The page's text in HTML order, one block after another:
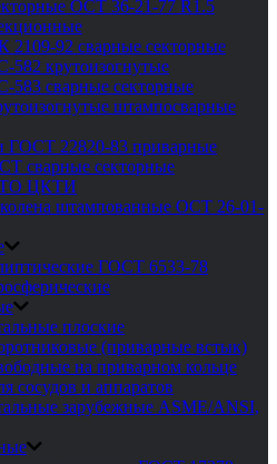
ОСТ 36-21-77 R1.5
2109-92 сварные секторные
582 крутоизогнутые
583 сварные секторные
штампосварные
ГОСТ 22820-83 приварные
сварные секторные
ЦКТИ
штампованные ОСТ 26-01-
ГОСТ 6533-78
плоские
(приварные встык)
на приварном кольце
сосудов и аппаратов
зарубежные ASME/ANSI,